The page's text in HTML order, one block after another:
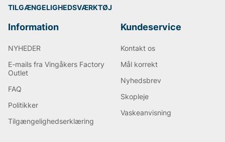
TILGÆNGELIGHEDSVÆRKTØJ
Information
NYHEDER
E-mails fra Vingåkers Factory
Outlet
FAQ
Politikker
Tilgængelighedserklæring
Kundeservice
Kontakt os
Mål korrekt
Nyhedsbrev
Skopleje
Vaskeanvisning